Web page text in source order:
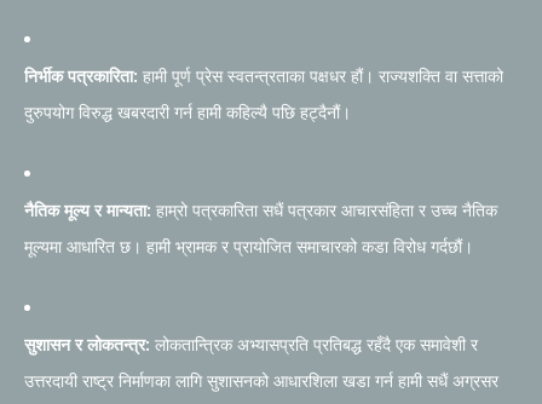
निर्भीक पत्रकारिता: हामी पूर्ण प्रेस स्वतन्त्रताका पक्षधर हौं। राज्यशक्ति वा सत्ताको
दुरुपयोग विरुद्ध खबरदारी गर्न हामी कहिल्यै पछि हट्दैनौं।
नैतिक मूल्य र मान्यता: हाम्रो पत्रकारिता सधैं पत्रकार आचारसंहिता र उच्च नैतिक
मूल्यमा आधारित छ। हामी भ्रामक र प्रायोजित समाचारको कडा विरोध गर्दछौं।
सुशासन र लोकतन्त्र: लोकतान्त्रिक अभ्यासप्रति प्रतिबद्ध रहँदै एक समावेशी र
उत्तरदायी राष्ट्र निर्माणका लागि सुशासनको आधारशिला खडा गर्न हामी सधैं अग्रसर